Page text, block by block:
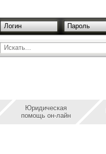
Искать...
Логин Пароль
Юридическая
помощь он-лайн